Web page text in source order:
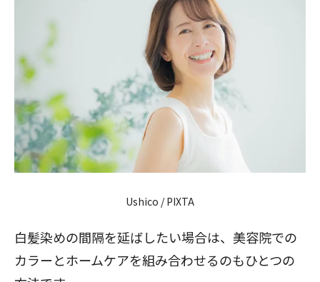
Ushico / PIXTA
白髪染めの間隔を延ばしたい場合は、美容院での
カラーとホームケアを組み合わせるのもひとつの